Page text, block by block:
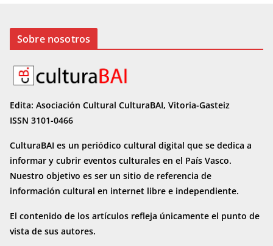
Sobre nosotros
Edita: Asociación Cultural CulturaBAI, Vitoria-Gasteiz
ISSN 3101-0466
CulturaBAI es un periódico cultural digital que se dedica a
informar y cubrir eventos culturales en el País Vasco.
Nuestro objetivo es ser un sitio de referencia de
información cultural en internet libre e independiente.
El contenido de los artículos refleja únicamente el punto de
vista de sus autores.